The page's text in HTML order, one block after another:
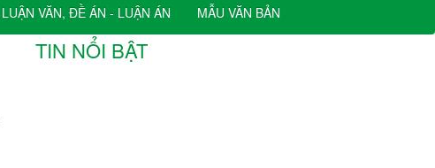
LUẬN VĂN, ĐỀ ÁN - LUẬN ÁN MẪU VĂN BẢN
TIN NỔI BẬT